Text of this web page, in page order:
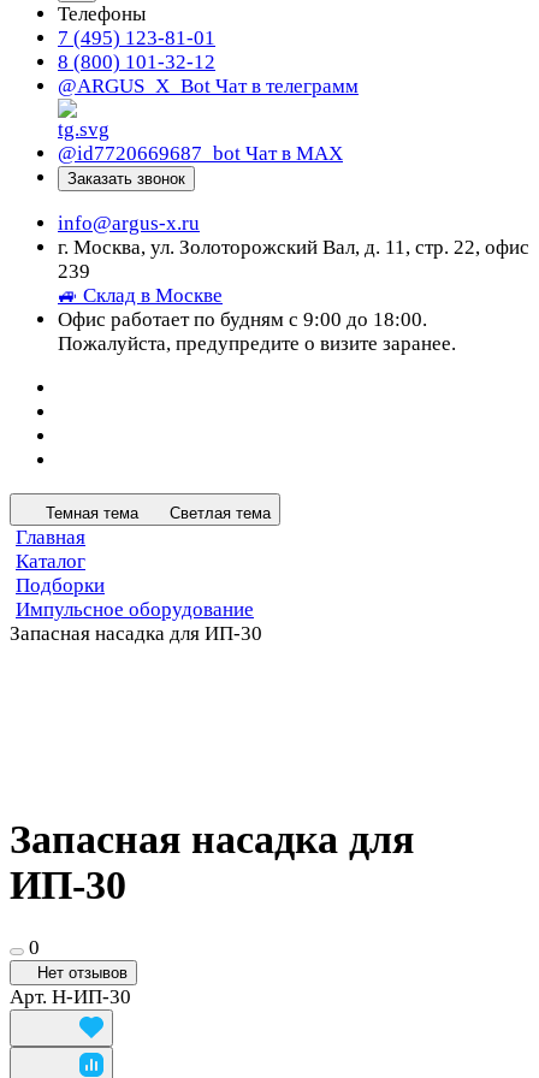
Телефоны
7 (495) 123-81-01
8 (800) 101-32-12
@ARGUS_X_Bot Чат в телеграмм
@id7720669687_bot Чат в МАХ
Заказать звонок
info@argus-x.ru
г. Москва, ул. Золоторожский Вал, д. 11, стр. 22, офис
239
🚙 Склад в Москве
Офис работает по будням с 9:00 до 18:00.
Пожалуйста, предупредите о визите заранее.
Темная тема Светлая тема
Главная
Каталог
Подборки
Импульсное оборудование
Запасная насадка для ИП-30
Запасная насадка для
ИП-30
0
Нет отзывов
Арт. Н-ИП-30